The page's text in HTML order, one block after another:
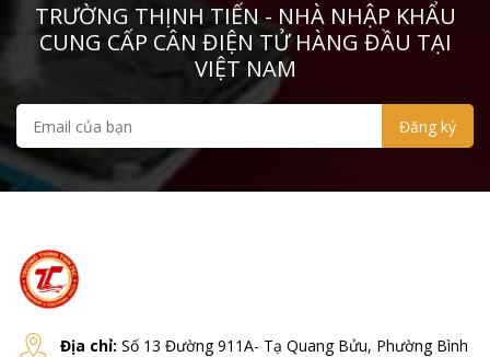
TSCALE
Zemic
Infinity
HBM
KERN
Shinko
TRƯỜNG THỊNH TIẾN - NHÀ NHẬP KHẨU
CUNG CẤP CÂN ĐIỆN TỬ HÀNG ĐẦU TẠI
VIỆT NAM
Địa chỉ: Số 13 Đường 911A- Tạ Quang Bửu, Phường Bình